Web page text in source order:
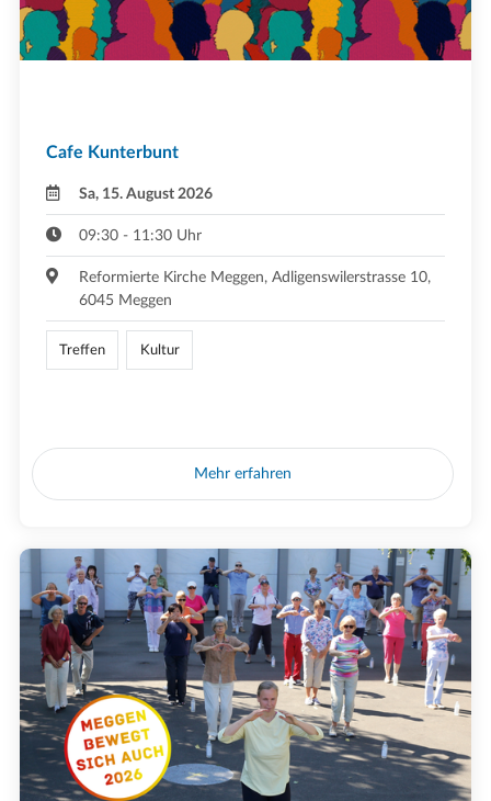
Cafe Kunterbunt
Sa, 15. August 2026
09:30 - 11:30 Uhr
Reformierte Kirche Meggen, Adligenswilerstrasse 10,
6045 Meggen
Treffen Kultur
Mehr erfahren